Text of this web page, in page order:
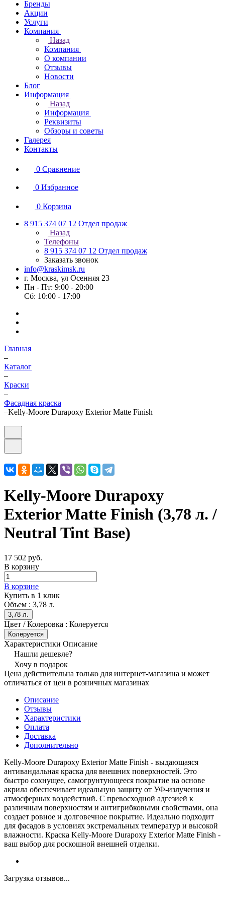
Бренды
Акции
Услуги
Компания
Назад
Компания
О компании
Отзывы
Новости
Блог
Информация
Назад
Информация
Реквизиты
Обзоры и советы
Галерея
Контакты
0 Сравнение
0 Избранное
0 Корзина
8 915 374 07 12 Отдел продаж
Назад
Телефоны
8 915 374 07 12 Отдел продаж
Заказать звонок
info@kraskimsk.ru
г. Москва, ул Осенняя 23
Пн - Пт: 9:00 - 20:00
Сб: 10:00 - 17:00
Главная
–
Каталог
–
Краски
–
Фасадная краска
–Kelly-Moore Durapoxy Exterior Matte Finish
Kelly-Moore Durapoxy
Exterior Matte Finish (3,78 л. /
Neutral Tint Base)
17 502 руб.
В корзину
В корзине
Купить в 1 клик
Объем : 3,78 л.
3,78 л.
Цвет / Колеровка : Колеруется
Колеруется
Характеристики Описание
Нашли дешевле?
Хочу в подарок
Цена действительна только для интернет-магазина и может
отличаться от цен в розничных магазинах
Описание
Отзывы
Характеристики
Оплата
Доставка
Дополнительно
Kelly-Moore Durapoxy Exterior Matte Finish - выдающаяся
антивандальная краска для внешних поверхностей. Это
быстро сохнущее, самогрунтующееся покрытие на основе
акрила обеспечивает идеальную защиту от УФ-излучения и
атмосферных воздействий. С превосходной адгезией к
различным поверхностям и антигрибковыми свойствами, она
создает ровное и долговечное покрытие. Идеально подходит
для фасадов в условиях экстремальных температур и высокой
влажности. Краска Kelly-Moore Durapoxy Exterior Matte Finish -
ваш выбор для роскошной внешней отделки.
Загрузка отзывов...